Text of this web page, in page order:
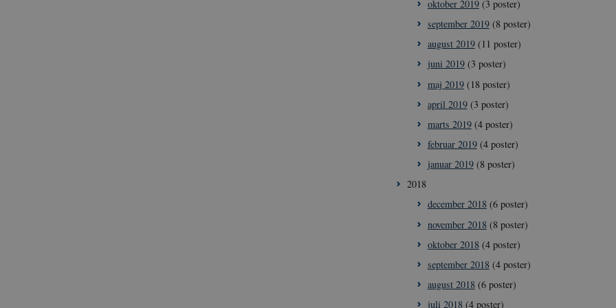
oktober 2019(3 poster)
september 2019(8 poster)
august 2019(11 poster)
juni 2019(3 poster)
maj 2019(18 poster)
april 2019(3 poster)
marts 2019(4 poster)
februar 2019(4 poster)
januar 2019(8 poster)
2018
december 2018(6 poster)
november 2018(8 poster)
oktober 2018(4 poster)
september 2018(4 poster)
august 2018(6 poster)
juli 2018(4 poster)